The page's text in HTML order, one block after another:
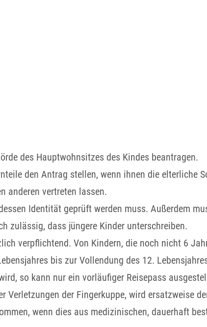
des Hauptwohnsitzes des Kindes beantragen.
den Antrag stellen, wenn ihnen die elterliche
anderen vertreten lassen.
Identität geprüft werden muss. Außerdem
zulässig, dass jüngere Kinder unterschreiben.
verpflichtend. Von Kindern, die noch nicht 6
bis zur Vollendung des 12.
so kann nur ein vorläufiger Reisepass
Verletzungen der Fingerkuppe, wird ersatzweise
wenn dies aus medizinischen, dauerhaft